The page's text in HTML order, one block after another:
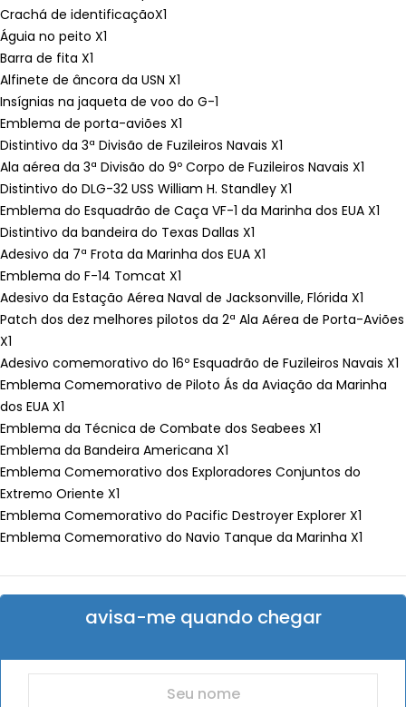
Crachá de identificaçãoX1
Águia no peito X1
Barra de fita X1
Alfinete de âncora da USN X1
Insígnias na jaqueta de voo do G-1
Emblema de porta-aviões X1
Distintivo da 3ª Divisão de Fuzileiros Navais X1
Ala aérea da 3ª Divisão do 9º Corpo de Fuzileiros Navais X1
Distintivo do DLG-32 USS William H. Standley X1
Emblema do Esquadrão de Caça VF-1 da Marinha dos EUA X1
Distintivo da bandeira do Texas Dallas X1
Adesivo da 7ª Frota da Marinha dos EUA X1
Emblema do F-14 Tomcat X1
Adesivo da Estação Aérea Naval de Jacksonville, Flórida X1
Patch dos dez melhores pilotos da 2ª Ala Aérea de Porta-Aviões
X1
Adesivo comemorativo do 16º Esquadrão de Fuzileiros Navais X1
Emblema Comemorativo de Piloto Ás da Aviação da Marinha
dos EUA X1
Emblema da Técnica de Combate dos Seabees X1
Emblema da Bandeira Americana X1
Emblema Comemorativo dos Exploradores Conjuntos do
Extremo Oriente X1
Emblema Comemorativo do Pacific Destroyer Explorer X1
Emblema Comemorativo do Navio Tanque da Marinha X1
avisa-me quando chegar